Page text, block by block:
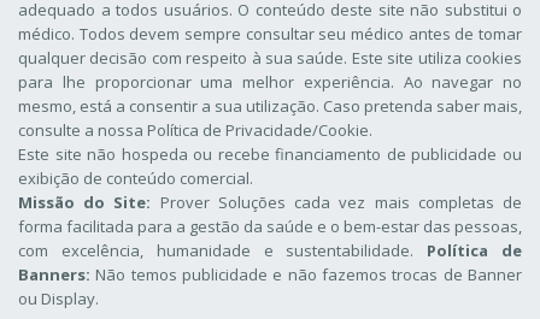
adequado a todos usuários. O conteúdo deste site não substitui o
médico. Todos devem sempre consultar seu médico antes de tomar
qualquer decisão com respeito à sua saúde. Este site utiliza cookies
para lhe proporcionar uma melhor experiência. Ao navegar no
mesmo, está a consentir a sua utilização. Caso pretenda saber mais,
consulte a nossa Política de Privacidade/Cookie.
Este site não hospeda ou recebe financiamento de publicidade ou
exibição de conteúdo comercial.
Missão do Site: Prover Soluções cada vez mais completas de
forma facilitada para a gestão da saúde e o bem-estar das pessoas,
com excelência, humanidade e sustentabilidade. Política de
Banners: Não temos publicidade e não fazemos trocas de Banner
ou Display.